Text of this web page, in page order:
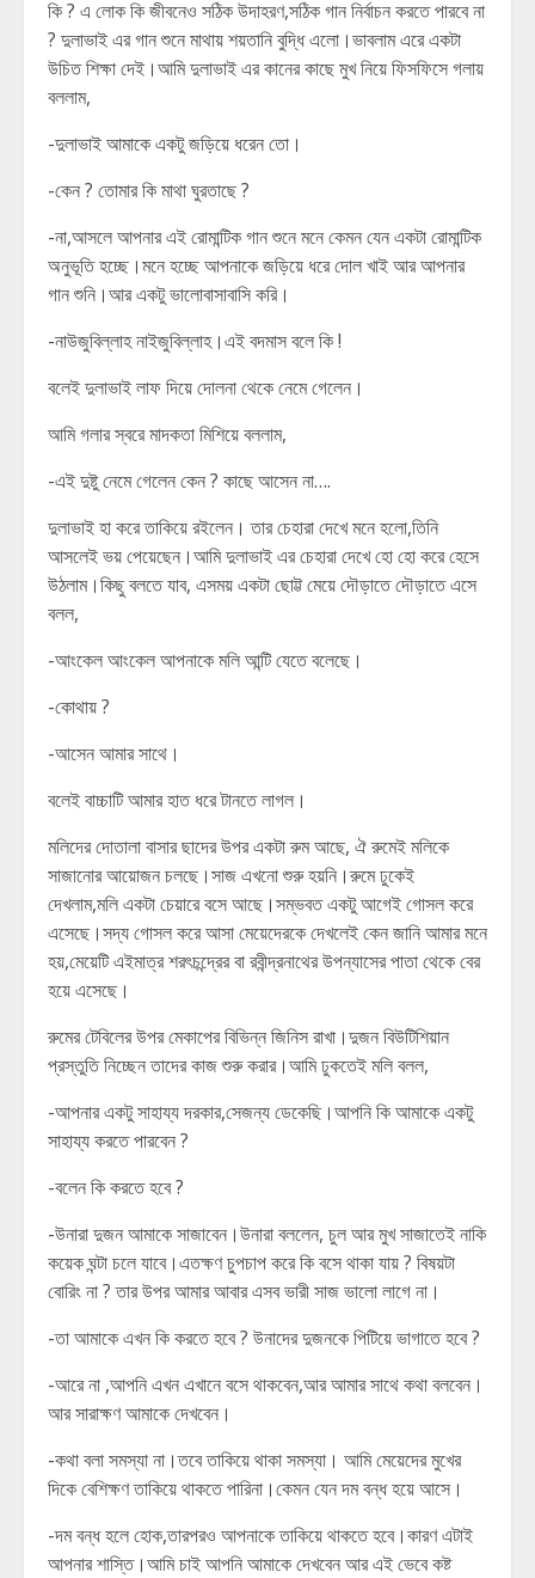
কি ? এ লোক কি জীবনেও সঠিক উদাহরণ,সঠিক গান নির্বাচন করতে পারবে না
? দুলাভাই এর গান শুনে মাথায় শয়তানি বুদ্ধি এলো।ভাবলাম এরে একটা
উচিত শিক্ষা দেই।আমি দুলাভাই এর কানের কাছে মুখ নিয়ে ফিসফিসে গলায়
বললাম,
-দুলাভাই আমাকে একটু জড়িয়ে ধরেন তো।
-কেন ? তোমার কি মাথা ঘুরতাছে ?
-না,আসলে আপনার এই রোমান্টিক গান শুনে মনে কেমন যেন একটা রোমান্টিক
অনুভূতি হচ্ছে।মনে হচ্ছে আপনাকে জড়িয়ে ধরে দোল খাই আর আপনার
গান শুনি।আর একটু ভালোবাসাবাসি করি।
-নাউজুবিল্লাহ নাইজুবিল্লাহ।এই বদমাস বলে কি !
বলেই দুলাভাই লাফ দিয়ে দোলনা থেকে নেমে গেলেন।
আমি গলার স্বরে মাদকতা মিশিয়ে বললাম,
-এই দুষ্টু নেমে গেলেন কেন ? কাছে আসেন না….
দুলাভাই হা করে তাকিয়ে রইলেন। তার চেহারা দেখে মনে হলো,তিনি
আসলেই ভয় পেয়েছেন।আমি দুলাভাই এর চেহারা দেখে হো হো করে হেসে
উঠলাম।কিছু বলতে যাব, এসময় একটা ছোট্ট মেয়ে দৌড়াতে দৌড়াতে এসে
বলল,
-আংকেল আংকেল আপনাকে মলি আন্টি যেতে বলেছে।
-কোথায় ?
-আসেন আমার সাথে।
বলেই বাচ্চাটি আমার হাত ধরে টানতে লাগল।
মলিদের দোতালা বাসার ছাদের উপর একটা রুম আছে, ঐ রুমেই মলিকে
সাজানোর আয়োজন চলছে।সাজ এখনো শুরু হয়নি।রুমে ঢুকেই
দেখলাম,মলি একটা চেয়ারে বসে আছে।সম্ভবত একটু আগেই গোসল করে
এসেছে।সদ্য গোসল করে আসা মেয়েদেরকে দেখলেই কেন জানি আমার মনে
হয়,মেয়েটি এইমাত্র শরৎচন্দ্রের বা রবীন্দ্রনাথের উপন্যাসের পাতা থেকে বের
হয়ে এসেছে।
রুমের টেবিলের উপর মেকাপের বিভিন্ন জিনিস রাখা।দুজন বিউটিশিয়ান
প্রস্তুতি নিচ্ছেন তাদের কাজ শুরু করার।আমি ঢুকতেই মলি বলল,
-আপনার একটু সাহায্য দরকার,সেজন্য ডেকেছি।আপনি কি আমাকে একটু
সাহায্য করতে পারবেন ?
-বলেন কি করতে হবে ?
-উনারা দুজন আমাকে সাজাবেন।উনারা বললেন, চুল আর মুখ সাজাতেই নাকি
কয়েক ঘন্টা চলে যাবে।এতক্ষণ চুপচাপ করে কি বসে থাকা যায় ? বিষয়টা
বোরিং না ? তার উপর আমার আবার এসব ভারী সাজ ভালো লাগে না।
-তা আমাকে এখন কি করতে হবে ? উনাদের দুজনকে পিটিয়ে ভাগাতে হবে ?
-আরে না ,আপনি এখন এখানে বসে থাকবেন,আর আমার সাথে কথা বলবেন।
আর সারাক্ষণ আমাকে দেখবেন।
-কথা বলা সমস্যা না।তবে তাকিয়ে থাকা সমস্যা। আমি মেয়েদের মুখের
দিকে বেশিক্ষণ তাকিয়ে থাকতে পারিনা।কেমন যেন দম বন্ধ হয়ে আসে।
-দম বন্ধ হলে হোক,তারপরও আপনাকে তাকিয়ে থাকতে হবে।কারণ এটাই
আপনার শাস্তি।আমি চাই আপনি আমাকে দেখবেন আর এই ভেবে কষ্ট